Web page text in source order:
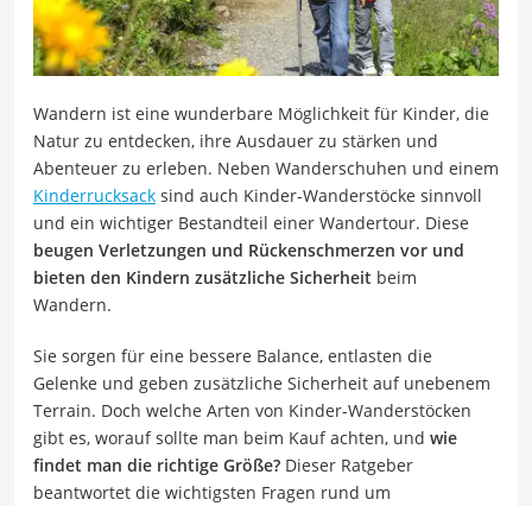
Wandern ist eine wunderbare Möglichkeit für Kinder, die
Natur zu entdecken, ihre Ausdauer zu stärken und
Abenteuer zu erleben. Neben Wanderschuhen und einem
Kinderrucksack sind auch Kinder-Wanderstöcke sinnvoll
und ein wichtiger Bestandteil einer Wandertour. Diese
beugen Verletzungen und Rückenschmerzen vor und
bieten den Kindern zusätzliche Sicherheit beim
Wandern.
Sie sorgen für eine bessere Balance, entlasten die
Gelenke und geben zusätzliche Sicherheit auf unebenem
Terrain. Doch welche Arten von Kinder-Wanderstöcken
gibt es, worauf sollte man beim Kauf achten, und wie
findet man die richtige Größe? Dieser Ratgeber
beantwortet die wichtigsten Fragen rund um